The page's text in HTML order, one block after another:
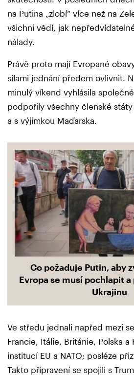
na Putina „zlobí“ více než na
všichni vědí, jak
nálady.
Právě proto mají Evropané
silami jednání předem ovlivnit.
minulý víkend vyhlásila
podpořily všechny členské
a s výjimkou Maďarska.
Co požaduje Putin, aby
Evropa se musí pochlapit
Ukrajinu
Ve středu jednali napřed mezi
Francie, Itálie, Británie, Polska a
institucí EU a NATO; posléze
Takto připravení se spojili s